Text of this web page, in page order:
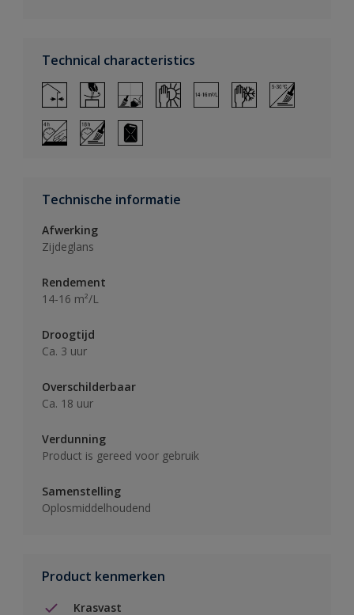
Technical characteristics
Technische informatie
Afwerking
Zijdeglans
Rendement
14-16 m²/L
Droogtijd
Ca. 3 uur
Overschilderbaar
Ca. 18 uur
Verdunning
Product is gereed voor gebruik
Samenstelling
Oplosmiddelhoudend
Product kenmerken
Krasvast